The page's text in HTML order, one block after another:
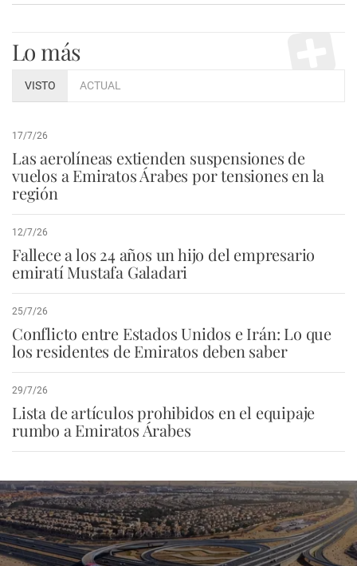
Lo más
VISTO ACTUAL
17/7/26
Las aerolíneas extienden suspensiones de
vuelos a Emiratos Árabes por tensiones en la
región
12/7/26
Fallece a los 24 años un hijo del empresario
emiratí Mustafa Galadari
25/7/26
Conflicto entre Estados Unidos e Irán: Lo que
los residentes de Emiratos deben saber
29/7/26
Lista de artículos prohibidos en el equipaje
rumbo a Emiratos Árabes